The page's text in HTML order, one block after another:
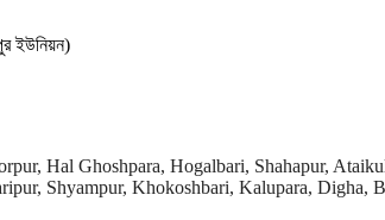
ইউনিয়ন)
Hal Ghoshpara, Hogalbari, Shahapur,
Shyampur, Khokoshbari, Kalupara, Digha,